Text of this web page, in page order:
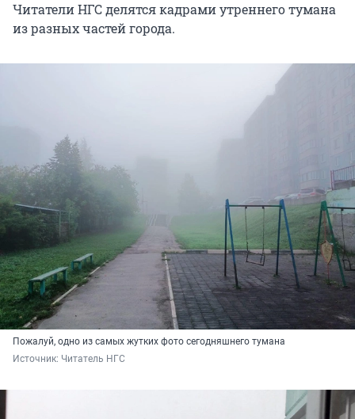
Читатели НГС делятся кадрами утреннего тумана
из разных частей города.
Пожалуй, одно из самых жутких фото сегодняшнего тумана
Источник: Читатель НГС